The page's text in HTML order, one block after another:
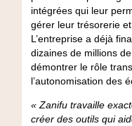
intégrées qui leur
gérer leur trésorerie
L’entreprise a déjà
dizaines de millions
démontrer le rôle
l’autonomisation des
« Zanifu travaille
créer des outils qui